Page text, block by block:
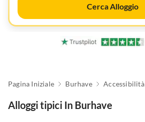
Cerca Alloggio
Pagina Iniziale Burhave Accessibilità
Alloggi tipici In Burhave